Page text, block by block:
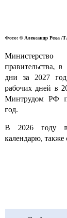
Фото: © Александр Река /
Министерство
правительства,
дни за 2027
рабочих дней в
Минтрудом РФ
год.
В 2026 году в
календарю, также